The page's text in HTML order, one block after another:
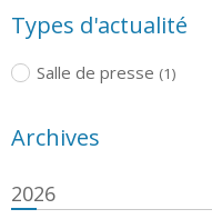
Types d'actualité
Salle de presse (1)
Archives
2026